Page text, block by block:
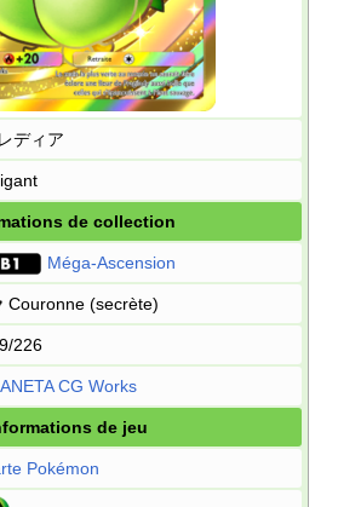
ディア
de collection
Méga-Ascension
Couronne (secrète)
226
CG Works
de jeu
Pokémon